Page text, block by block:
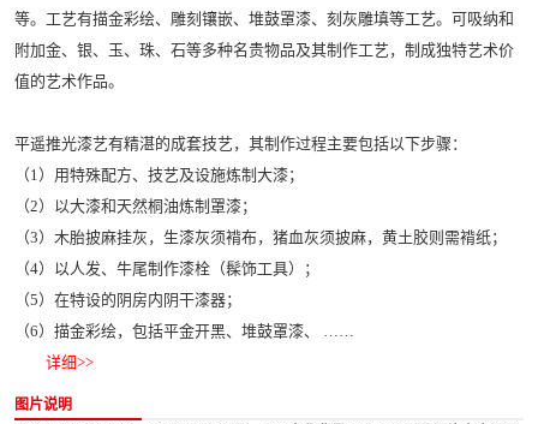
等。工艺有描金彩绘、雕刻镶嵌、堆鼓罩漆、刻灰雕填等工艺。可吸纳和
附加金、银、玉、珠、石等多种名贵物品及其制作工艺，制成独特艺术价
值的艺术作品。
平遥推光漆艺有精湛的成套技艺，其制作过程主要包括以下步骤：
（1）用特殊配方、技艺及设施炼制大漆；
（2）以大漆和天然桐油炼制罩漆；
（3）木胎披麻挂灰，生漆灰须褙布，猪血灰须披麻，黄土胶则需褙纸；
（4）以人发、牛尾制作漆栓（髹饰工具）；
（5）在特设的阴房内阴干漆器；
（6）描金彩绘，包括平金开黑、堆鼓罩漆、 ……
详细>>
图片说明